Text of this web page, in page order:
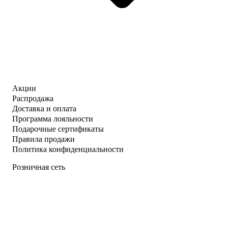
Акции
Распродажа
Доставка и оплата
Программа лояльности
Подарочные сертификаты
Правила продажи
Политика конфиденциальности
Розничная сеть